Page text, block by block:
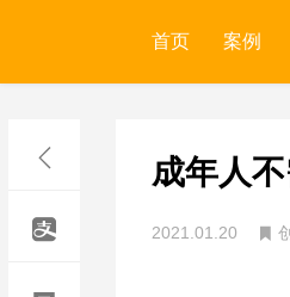
首页 案例
成年人
2021.01.20